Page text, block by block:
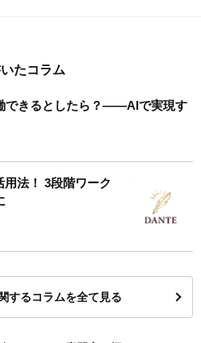
たコラム
できるとしたら？――AIで実現す
用法！ 3段階ワーク
するコラムを全て見る